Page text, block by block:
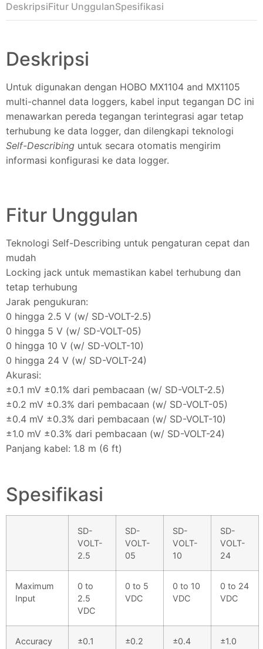
DeskripsiFitur UnggulanSpesifikasi
Deskripsi
Untuk digunakan dengan HOBO MX1104 and MX1105
multi-channel data loggers, kabel input tegangan DC ini
menawarkan pereda tegangan terintegrasi agar tetap
terhubung ke data logger, dan dilengkapi teknologi
Self-Describing untuk secara otomatis mengirim
informasi konfigurasi ke data logger.
Fitur Unggulan
Teknologi Self-Describing untuk pengaturan cepat dan
mudah
Locking jack untuk memastikan kabel terhubung dan
tetap terhubung
Jarak pengukuran:
0 hingga 2.5 V (w/ SD-VOLT-2.5)
0 hingga 5 V (w/ SD-VOLT-05)
0 hingga 10 V (w/ SD-VOLT-10)
0 hingga 24 V (w/ SD-VOLT-24)
Akurasi:
±0.1 mV ±0.1% dari pembacaan (w/ SD-VOLT-2.5)
±0.2 mV ±0.3% dari pembacaan (w/ SD-VOLT-05)
±0.4 mV ±0.3% dari pembacaan (w/ SD-VOLT-10)
±1.0 mV ±0.3% dari pembacaan (w/ SD-VOLT-24)
Panjang kabel: 1.8 m (6 ft)
Spesifikasi
SD-
VOLT-
2.5
SD-
VOLT-
05
SD-
VOLT-
10
SD-
VOLT-
24
Maximum
Input
0 to
2.5
VDC
0 to 5
VDC
0 to 10
VDC
0 to 24
VDC
Accuracy
±0.1
±0.2
±0.4
±1.0